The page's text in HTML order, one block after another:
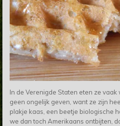
In de Verenigde Staten eten ze vaak
geen ongelijk geven, want ze zijn
plakje kaas, een beetje biologische
we dan toch Amerikaans ontbijten,